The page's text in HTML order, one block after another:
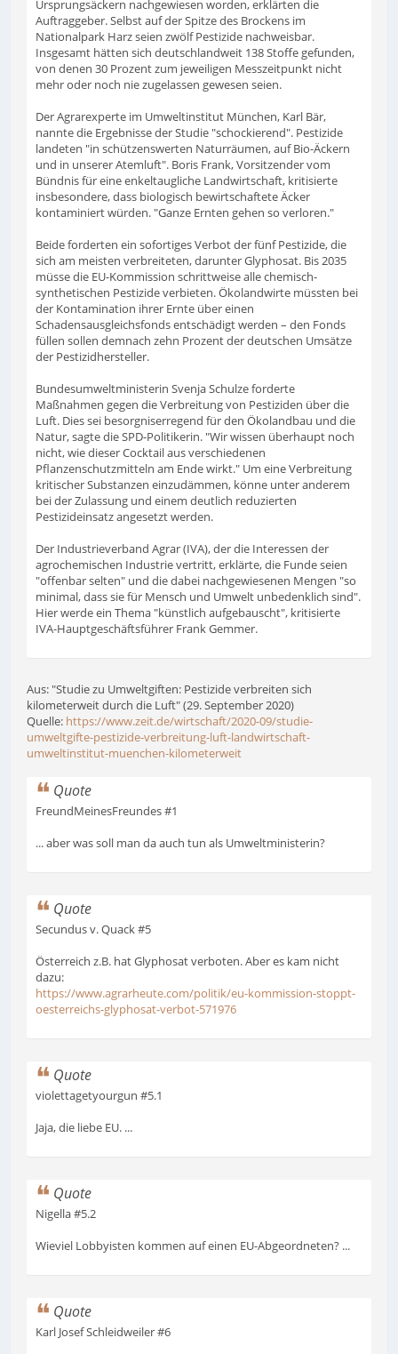
Ursprungsäckern nachgewiesen worden, erklärten die
Auftraggeber. Selbst auf der Spitze des Brockens im
Nationalpark Harz seien zwölf Pestizide nachweisbar.
Insgesamt hätten sich deutschlandweit 138 Stoffe gefunden,
von denen 30 Prozent zum jeweiligen Messzeitpunkt nicht
mehr oder noch nie zugelassen gewesen seien.
Der Agrarexperte im Umweltinstitut München, Karl Bär,
nannte die Ergebnisse der Studie "schockierend". Pestizide
landeten "in schützenswerten Naturräumen, auf Bio-Äckern
und in unserer Atemluft". Boris Frank, Vorsitzender vom
Bündnis für eine enkeltaugliche Landwirtschaft, kritisierte
insbesondere, dass biologisch bewirtschaftete Äcker
kontaminiert würden. "Ganze Ernten gehen so verloren."
Beide forderten ein sofortiges Verbot der fünf Pestizide, die
sich am meisten verbreiteten, darunter Glyphosat. Bis 2035
müsse die EU-Kommission schrittweise alle chemisch-
synthetischen Pestizide verbieten. Ökolandwirte müssten bei
der Kontamination ihrer Ernte über einen
Schadensausgleichsfonds entschädigt werden – den Fonds
füllen sollen demnach zehn Prozent der deutschen Umsätze
der Pestizidhersteller.
Bundesumweltministerin Svenja Schulze forderte
Maßnahmen gegen die Verbreitung von Pestiziden über die
Luft. Dies sei besorgniserregend für den Ökolandbau und die
Natur, sagte die SPD-Politikerin. "Wir wissen überhaupt noch
nicht, wie dieser Cocktail aus verschiedenen
Pflanzenschutzmitteln am Ende wirkt." Um eine Verbreitung
kritischer Substanzen einzudämmen, könne unter anderem
bei der Zulassung und einem deutlich reduzierten
Pestizideinsatz angesetzt werden.
Der Industrieverband Agrar (IVA), der die Interessen der
agrochemischen Industrie vertritt, erklärte, die Funde seien
"offenbar selten" und die dabei nachgewiesenen Mengen "so
minimal, dass sie für Mensch und Umwelt unbedenklich sind".
Hier werde ein Thema "künstlich aufgebauscht", kritisierte
IVA-Hauptgeschäftsführer Frank Gemmer.
Aus: "Studie zu Umweltgiften: Pestizide verbreiten sich
kilometerweit durch die Luft" (29. September 2020)
Quelle: https://www.zeit.de/wirtschaft/2020-09/studie-
umweltgifte-pestizide-verbreitung-luft-landwirtschaft-
umweltinstitut-muenchen-kilometerweit
Quote
FreundMeinesFreundes #1
... aber was soll man da auch tun als Umweltministerin?
Quote
Secundus v. Quack #5
Österreich z.B. hat Glyphosat verboten. Aber es kam nicht
dazu:
https://www.agrarheute.com/politik/eu-kommission-stoppt-
oesterreichs-glyphosat-verbot-571976
Quote
violettagetyourgun #5.1
Jaja, die liebe EU. ...
Quote
Nigella #5.2
Wieviel Lobbyisten kommen auf einen EU-Abgeordneten? ...
Quote
Karl Josef Schleidweiler #6